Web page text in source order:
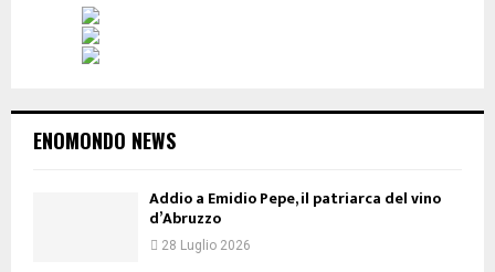
ENOMONDO NEWS
Addio a Emidio Pepe, il patriarca del vino
d’Abruzzo
28 Luglio 2026